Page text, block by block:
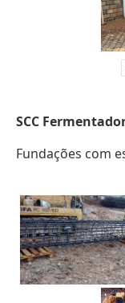
SCC
Fundações com